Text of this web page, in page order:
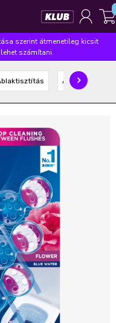
Mosogatás
Coccolino
pampers
szerint átmenetileg kicsit
számítani.
Általános